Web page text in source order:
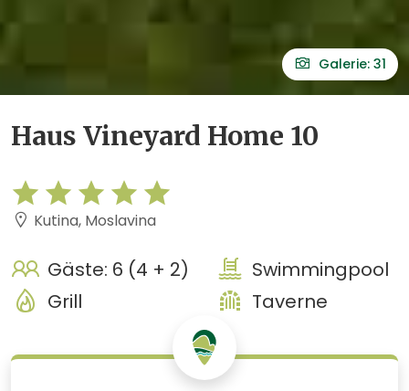
Galerie: 31
Haus Vineyard Home 10
Kutina, Moslavina
Gäste: 6 (4 + 2)
Swimmingpool
Grill
Taverne